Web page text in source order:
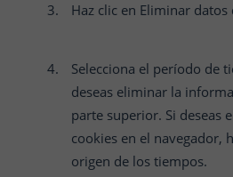
Haz clic en Eliminar datos
Selecciona el período de
deseas eliminar la
parte superior. Si deseas
cookies en el navegador,
origen de los tiempos.